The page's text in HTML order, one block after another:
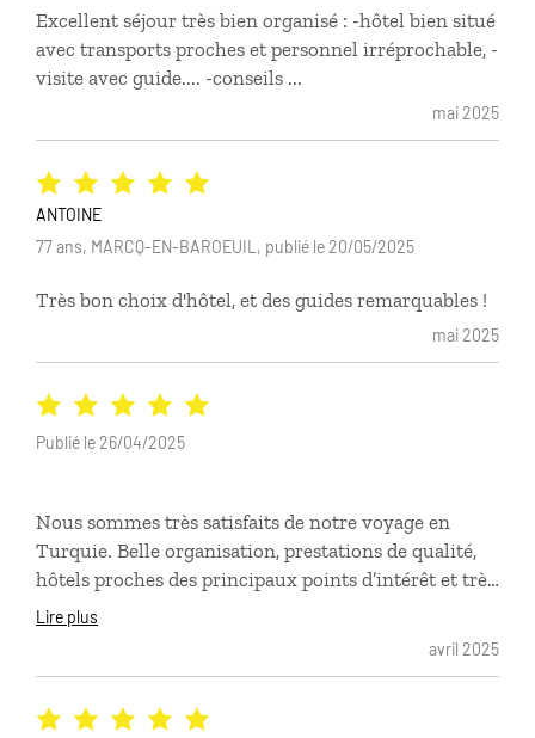
Excellent séjour très bien organisé : -hôtel bien situé
avec transports proches et personnel irréprochable, -
visite avec guide.... -conseils ...
mai 2025
Très bon choix d'hôtel, et des guides remarquables !
mai 2025
ANTOINE
77 ans, MARCQ-EN-BAROEUIL, publié le 20/05/2025
Nous sommes très satisfaits de notre voyage en
Turquie. Belle organisation, prestations de qualité,
hôtels proches des principaux points d’intérêt et très
bon accueil. C’était notre premier voyage avec
Lire plus
avril 2025
Publié le 26/04/2025